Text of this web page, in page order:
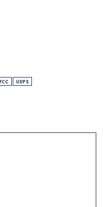
FCC UDPS